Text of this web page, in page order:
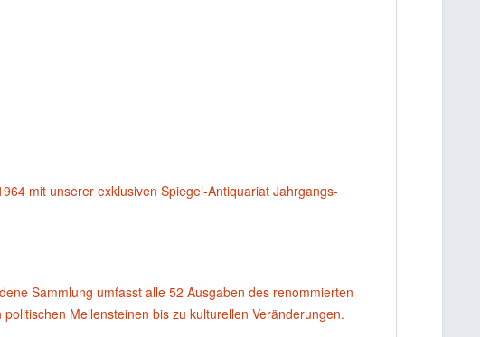
mit unserer exklusiven Spiegel-Antiquariat Jahrgangs-
Sammlung umfasst alle 52 Ausgaben des renommierten
Meilensteinen bis zu kulturellen Veränderungen.